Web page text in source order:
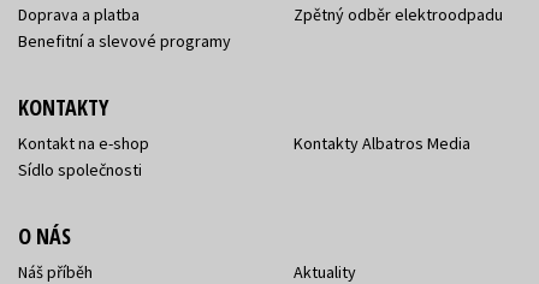
Doprava a platba
Benefitní a slevové programy
Zpětný odběr elektroodpadu
KONTAKTY
Kontakt na e-shop
Sídlo společnosti
Kontakty Albatros Media
O NÁS
Náš příběh
Aktuality